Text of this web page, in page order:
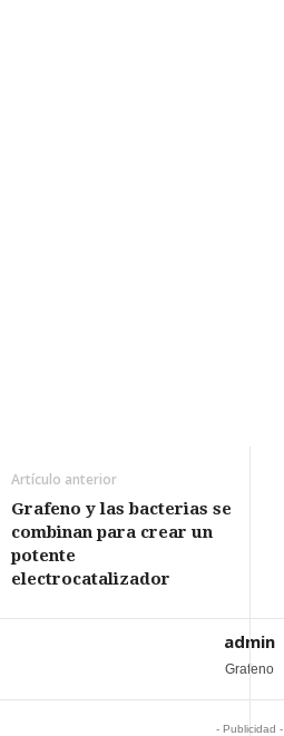
Artículo anterior
Grafeno y las bacterias se
combinan para crear un
potente
electrocatalizador
admin
Grafeno
- Publicidad -